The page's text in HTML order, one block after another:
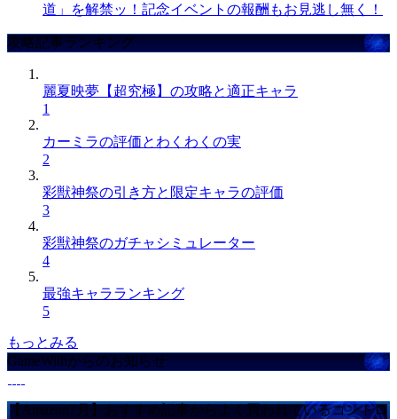
道」を解禁ッ！記念イベントの報酬もお見逃し無く！
攻略記事ランキング
麗夏映夢【超究極】の攻略と適正キャラ
1
カーミラの評価とわくわくの実
2
彩獣神祭の引き方と限定キャラの評価
3
彩獣神祭のガチャシミュレーター
4
最強キャラランキング
5
もっとみる
GameWithからのお知らせ
【Amazon7月】おすすめ記事からよく買われているコントロ